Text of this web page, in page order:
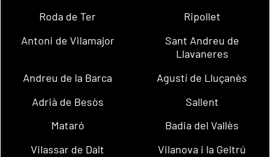
Roda de Ter
Ripollet
Antoni de Vilamajor
Sant Andreu de
Llavaneres
Andreu de la Barca
Agustí de Lluçanès
Adrià de Besòs
Sallent
Mataró
Badia del Vallès
Vilassar de Dalt
Vilanova i la Geltrú